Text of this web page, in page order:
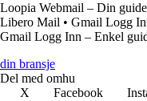
Loopia Webmail – Din
Libero Mail • Gmail Logg
Gmail Logg Inn – Enkel
din bransje
Del med omhu
X
Facebook